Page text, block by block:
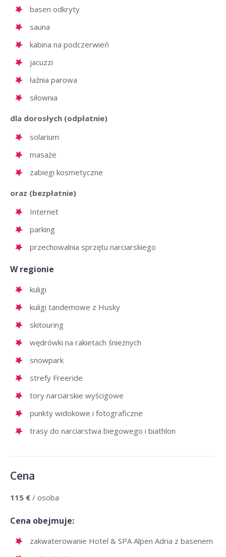
basen odkryty
sauna
kabina na podczerwień
jacuzzi
łaźnia parowa
siłownia
dla dorosłych (odpłatnie)
solarium
masaże
zabiegi kosmetyczne
oraz (bezpłatnie)
Internet
parking
przechowalnia sprzętu narciarskiego
W regionie
kuligi
kuligi tandemowe z Husky
skitouring
wędrówki na rakietach śnieżnych
snowpark
strefy Freeride
tory narciarskie wyścigowe
punkty widokowe i fotograficzne
trasy do narciarstwa biegowego i biathlon
Cena
115 € / osoba
Cena obejmuje:
zakwaterowanie Hotel & SPA Alpen Adria z basenem